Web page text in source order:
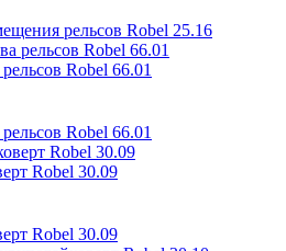
рельсов Robel 25.16
Robel 66.01
Robel 66.01
Robel 30.09
Robel 30.09